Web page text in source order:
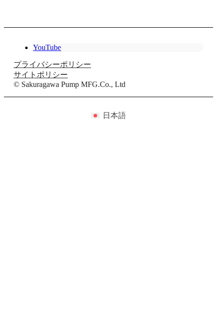
YouTube
プライバシーポリシー
サイトポリシー
© Sakuragawa Pump MFG.Co., Ltd
日本語